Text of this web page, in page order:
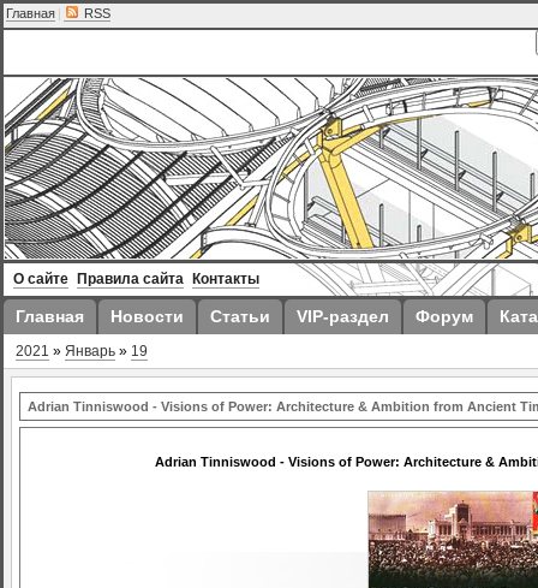
Главная | RSS
О сайте Правила сайта Контакты
Главная Новости Статьи VIP-раздел Форум
2021 » Январь » 19
Adrian Tinniswood - Visions of Power: Architecture & Ambition from Ancient
Adrian Tinniswood - Visions of Power: Architecture &